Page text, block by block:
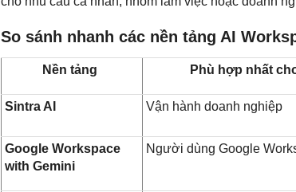
So sánh nhanh các nền tảng AI
Nền tảng Phù hợp nhất
Sintra AI Vận hành doanh nghiệp
Google Workspace
with Gemini
Người dùng Google